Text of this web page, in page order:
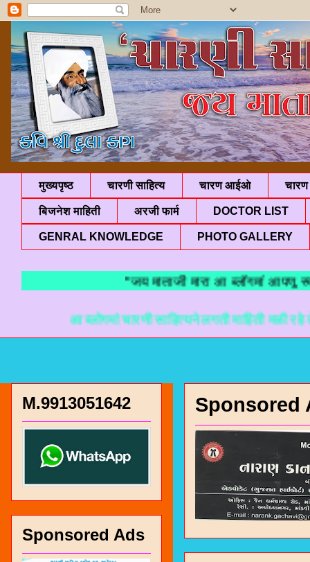
मुख्यपृष्ठ चारणी साहित्य चारण आईओ चारण
बिजनेश माहिती अरजी फार्म DOCTOR LIST
GENRAL KNOWLEDGE PHOTO GALLERY
"जय माताजी मारा आ ब्लॉगमां आपणु
आ ब्लोगमां चारणी साहित्यने लगती माहिती मळी रहे ते माटे
Sponsored
M.9913051642
Sponsored Ads